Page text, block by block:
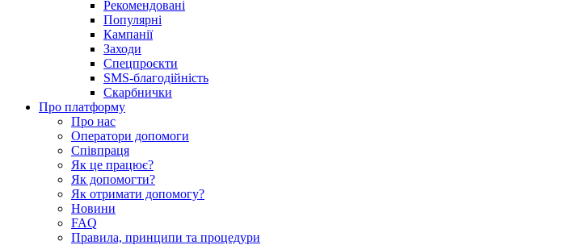
Рекомендовані
Популярні
Кампанії
Заходи
Спецпроєкти
SMS-благодійність
Скарбнички
Про платформу
Про нас
Оператори допомоги
Співпраця
Як це працює?
Як допомогти?
Як отримати допомогу?
Новини
FAQ
Правила, принципи та процедури